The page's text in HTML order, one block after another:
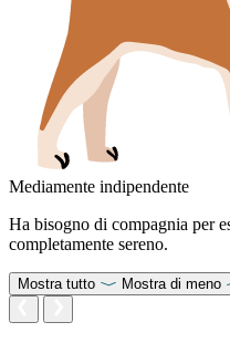
Mediamente indipendente
Ha bisogno di compagnia per
completamente sereno.
Mostra tutto Mostra di meno